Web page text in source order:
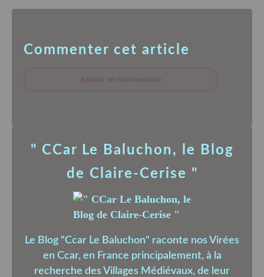
Commenter cet article
Ajouter un commentaire
" CCar Le Baluchon, le Blog
de Claire-Cerise "
Le Blog "Ccar Le Baluchon" raconte nos Virées
en Ccar, en France principalement, à la
recherche des Villages Médiévaux, de leur